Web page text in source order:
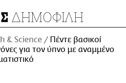
ΔΗΜΟΦΙΛΗ
& Science
Πέντε βασικοί
για τον ύπνο με αναμμένο